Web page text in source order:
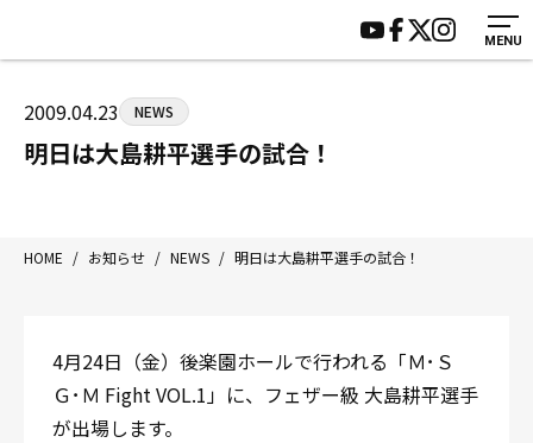
MENU
八王子中屋ボクシングジム
〒192-0072 東京都八王子市南町3-8 第2原嶋ビル1F
HOME
ジムについて
トレーニング
入会案内
施設紹介
会員様の声
サポーター募集
2009.04.23 NEWS
明日は大島耕平選手の試合！
HOME / お知らせ / NEWS / 明日は大島耕平選手の試合！
4月24日（金）後楽園ホールで行われる「Ｍ･Ｓ
Ｇ･Ｍ Fight VOL.1」に、フェザー級 大島耕平選手
が出場します。